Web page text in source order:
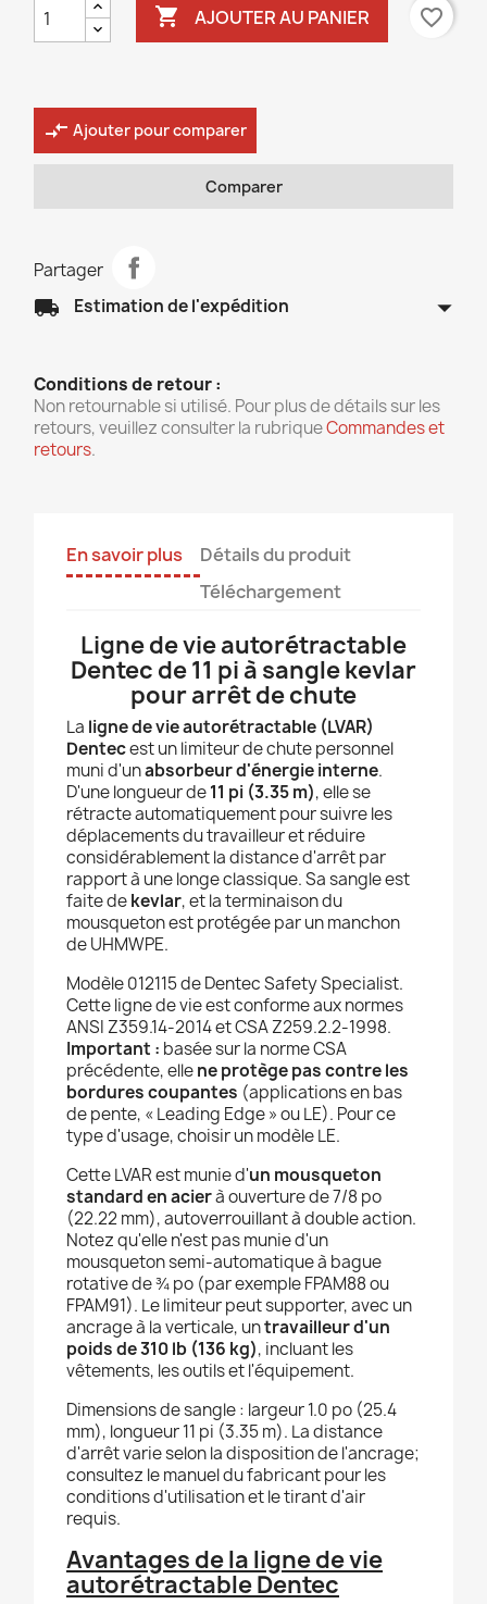
 AJOUTER AU PANIER favorite_border
compare_arrows Ajouter pour comparer
Comparer
Partager
local_shipping Estimation de l'expédition arrow_drop_down
Conditions de retour :
Non retournable si utilisé. Pour plus de détails sur les
retours, veuillez consulter la rubriqueCommandes et
retours.
En savoir plus
Détails du produit
Téléchargement
Ligne de vie autorétractable
Dentec de 11 pi à sangle kevlar
pour arrêt de chute
La ligne de vie autorétractable (LVAR)
Dentecest un limiteur de chute personnel
muni d'unabsorbeur d'énergie interne.
D'une longueur de11 pi (3.35 m), elle se
rétracte automatiquement pour suivre les
déplacements du travailleur et réduire
considérablement la distance d'arrêt par
rapport à une longe classique. Sa sangle est
faite dekevlar, et la terminaison du
mousqueton est protégée par un manchon
de UHMWPE.
Modèle 012115 de Dentec Safety Specialist.
Cette ligne de vie est conforme aux normes
ANSI Z359.14-2014 et CSA Z259.2.2-1998.
Important : basée sur la norme CSA
précédente, ellene protège pas contre les
bordures coupantes (applications en bas
de pente, « Leading Edge » ou LE). Pour ce
type d'usage, choisir un modèle LE.
Cette LVAR est munie d'un mousqueton
standard en acierà ouverture de 7/8 po
(22.22 mm), autoverrouillant à double action.
Notez qu'elle n'est pas munie d'un
mousqueton semi-automatique à bague
rotative de ¾ po (par exemple FPAM88 ou
FPAM91). Le limiteur peut supporter, avec un
ancrage à la verticale, untravailleur d'un
poids de 310 lb (136 kg), incluant les
vêtements, les outils et l'équipement.
Dimensions de sangle : largeur 1.0 po (25.4
mm), longueur 11 pi (3.35 m). La distance
d'arrêt varie selon la disposition de l'ancrage;
consultez le manuel du fabricant pour les
conditions d'utilisation et le tirant d'air
requis.
Avantages de la ligne de vie
autorétractable Dentec